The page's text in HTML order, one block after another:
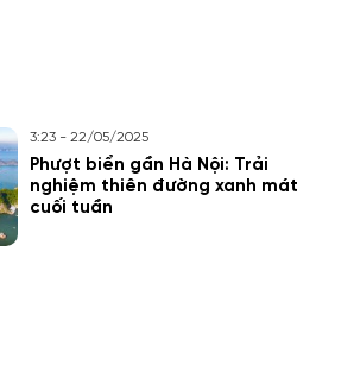
3:23 - 22/05/2025
Phượt biển gần Hà Nội: Trải
nghiệm thiên đường xanh mát
cuối tuần